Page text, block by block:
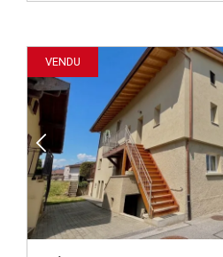
VENDU